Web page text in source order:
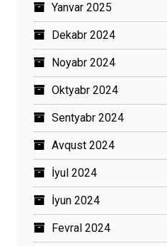
Yanvar 2025
Dekabr 2024
Noyabr 2024
Oktyabr 2024
Sentyabr 2024
Avqust 2024
İyul 2024
İyun 2024
Fevral 2024